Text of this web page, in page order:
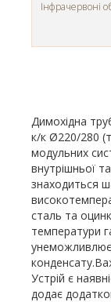
Інфрачервоні
Димохідна
к/к Ø220/280
модульних
внутрішньої
знаходиться
сталь та
температури
Устрій є
додає